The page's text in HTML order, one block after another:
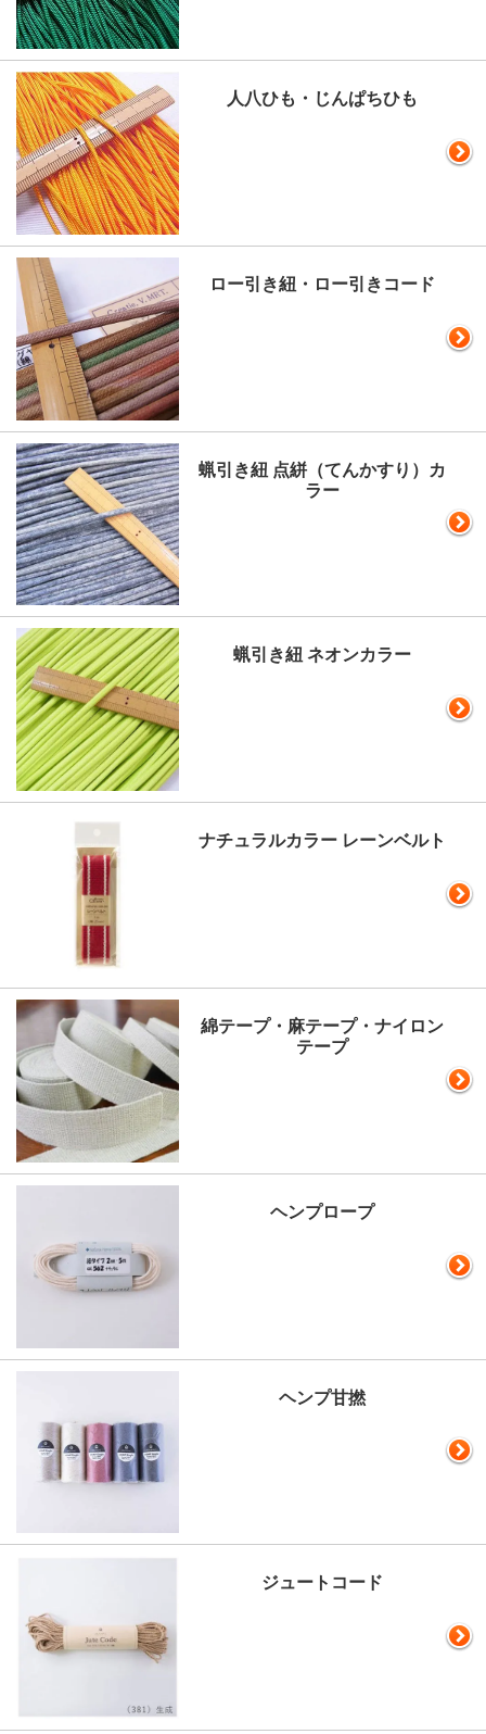
人八ひも・じんぱちひも
ロー引き紐・ロー引きコード
蝋引き紐 点絣（てんかすり）カ
ラー
蝋引き紐 ネオンカラー
ナチュラルカラー レーンベルト
綿テープ・麻テープ・ナイロン
テープ
ヘンプロープ
ヘンプ甘撚
ジュートコード